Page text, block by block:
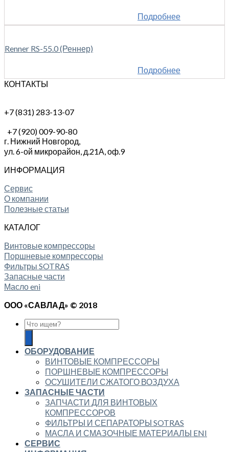
Подробнее
Renner RS-55.0 (Реннер)
Подробнее
КОНТАКТЫ
+7 (831) 283-13-07
+7 (920) 009-90-80
г. Нижний Новгород,
ул. 6-ой микрорайон, д.21А, оф.9
ИНФОРМАЦИЯ
Сервис
О компании
Полезные статьи
КАТАЛОГ
Винтовые компрессоры
Поршневые компрессоры
Фильтры SOTRAS
Запасные части
Масло eni
ООО «САВЛАД» © 2018
ОБОРУДОВАНИЕ
ВИНТОВЫЕ КОМПРЕССОРЫ
ПОРШНЕВЫЕ КОМПРЕССОРЫ
ОСУШИТЕЛИ СЖАТОГО ВОЗДУХА
ЗАПАСНЫЕ ЧАСТИ
ЗАПЧАСТИ ДЛЯ ВИНТОВЫХ
КОМПРЕССОРОВ
ФИЛЬТРЫ И СЕПАРАТОРЫ SOTRAS
МАСЛА И СМАЗОЧНЫЕ МАТЕРИАЛЫ ENI
СЕРВИС